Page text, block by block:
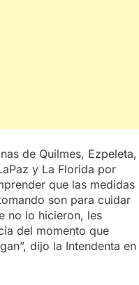
de Quilmes, Ezpeleta,
y La Florida por
que las medidas
son para cuidar
no lo hicieron, les
del momento que
dijo la Intendenta en